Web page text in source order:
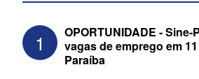
1
OPORTUNIDADE -
vagas de emprego em
Paraíba